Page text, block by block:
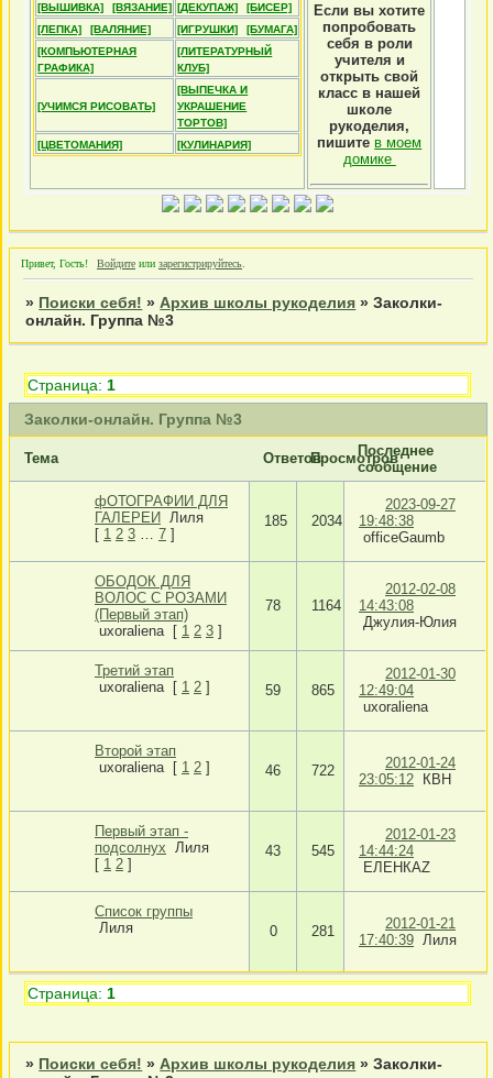
[ВЫШИВКА] [ВЯЗАНИЕ] [ДЕКУПАЖ]
[БИСЕР]
[ЛЕПКА]
[ВАЛЯНИЕ] [ИГРУШКИ]
[БУМАГА]
[КОМПЬЮТЕРНАЯ
ГРАФИКА]
[ЛИТЕРАТУРНЫЙ
КЛУБ]
[УЧИМСЯ РИСОВАТЬ]
[ВЫПЕЧКА И
УКРАШЕНИЕ
ТОРТОВ]
[ЦВЕТОМАНИЯ]
[КУЛИНАРИЯ]
Если вы хотите
попробовать
себя в роли
учителя и
открыть свой
класс в нашей
школе
рукоделия,
пишите в моем
домике
Привет, Гость! Войдите или зарегистрируйтесь
» Поиски себя! »Архив школы рукоделия »Заколки-
онлайн. Группа №3
Заколки-онлайн. Группа №3
Страница: 1
Тема ОтветовПросмотровПоследнее
сообщение
фОТОГРАФИИ ДЛЯ
ГАЛЕРЕИ
Лиля
[ 1 2 3 7 ]
185 2034
2023-09-27
19:48:38
officeGaumb
ОБОДОК ДЛЯ
ВОЛОС С РОЗАМИ
(Первый этап)
uxoraliena
[ 1 2 3 ]
78 1164
2012-02-08
14:43:08
Джулия-Юлия
Третий этап
uxoraliena
[ 1 2 ] 59 865
2012-01-30
12:49:04
uxoraliena
Второй этап
uxoraliena
[ 1 2 ] 46 722
2012-01-24
23:05:12
КВН
Первый этап -
подсолнух
Лиля
[ 1 2 ]
43 545
2012-01-23
14:44:24
ЕЛЕНКАZ
Список группы
Лиля
0 281
2012-01-21
17:40:39 Лиля
Страница: 1
» Поиски себя! »Архив школы рукоделия »Заколки-